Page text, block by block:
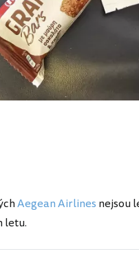
Aegean Airlines nejsou
letu.